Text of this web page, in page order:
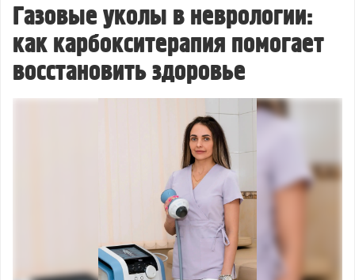
Газовые уколы в неврологии:
как карбокситерапия помогает
восстановить здоровье